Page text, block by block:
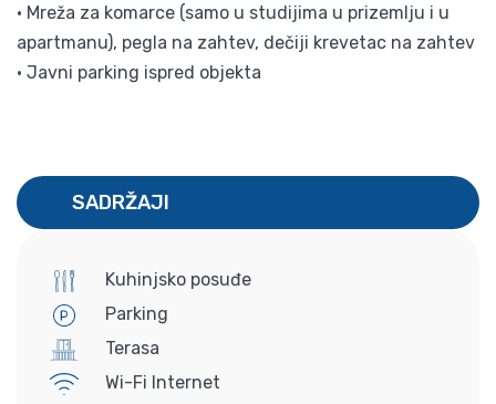
• Mreža za komarce (samo u studijima u prizemlju i u
apartmanu), pegla na zahtev, dečiji krevetac na zahtev
• Javni parking ispred objekta
SADRŽAJI
Kuhinjsko posuđe
Parking
Terasa
Wi-Fi Internet